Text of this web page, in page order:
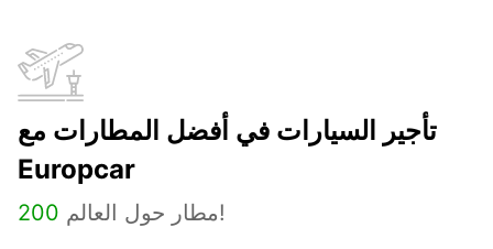
تأجير السيارات في أفضل المطارات مع
Europcar
200 مطار حول العالم!